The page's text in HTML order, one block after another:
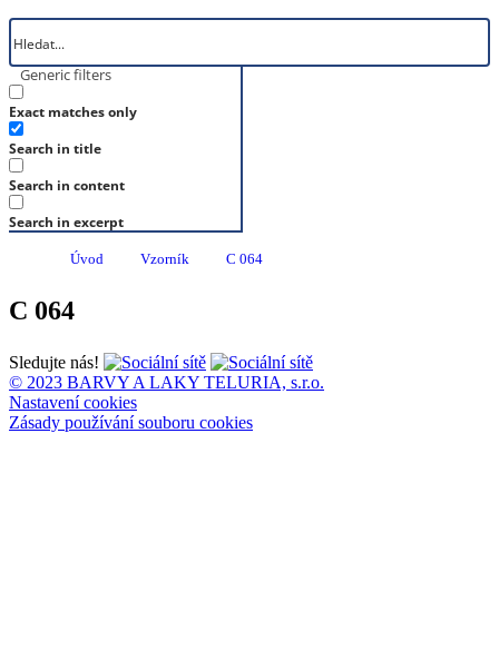
Generic filters
Exact matches only
Search in title
Search in content
Search in excerpt
Úvod Vzorník C 064
C 064
Sledujte nás!
© 2023 BARVY A LAKY TELURIA, s.r.o.
Nastavení cookies
Zásady používání souboru cookies